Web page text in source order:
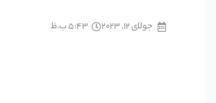
جولای 12, 2023 5:43 ب.ظ